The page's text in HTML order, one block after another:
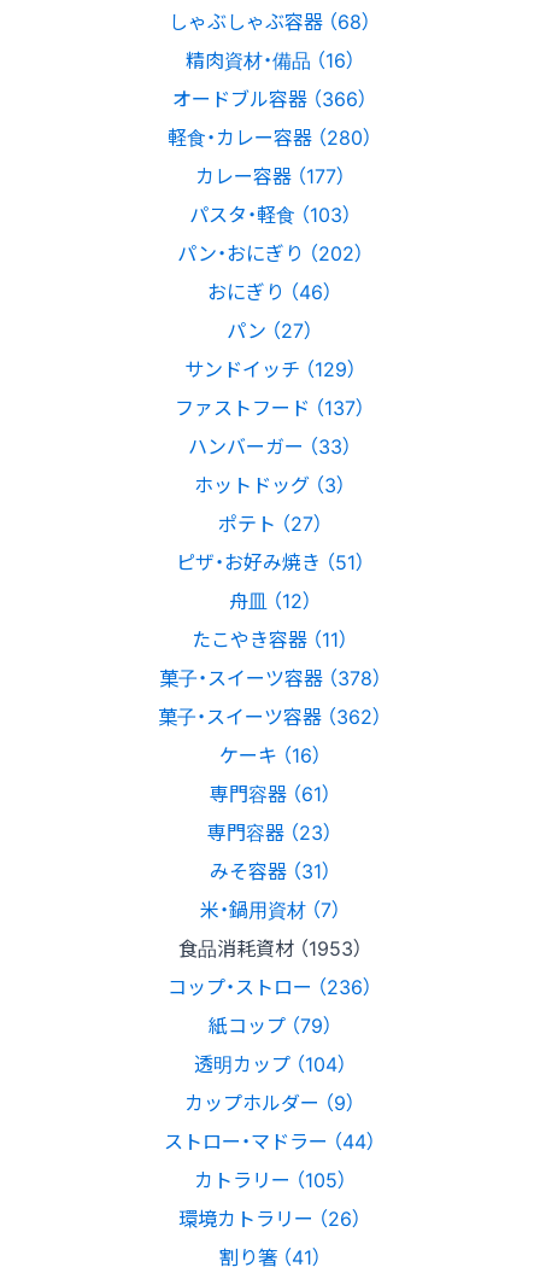
しゃぶしゃぶ容器 （68）
精肉資材・備品 （16）
オードブル容器 （366）
軽食・カレー容器 （280）
カレー容器 （177）
パスタ・軽食 （103）
パン・おにぎり （202）
おにぎり （46）
パン （27）
サンドイッチ （129）
ファストフード （137）
ハンバーガー （33）
ホットドッグ （3）
ポテト （27）
ピザ・お好み焼き （51）
舟皿 （12）
たこやき容器 （11）
菓子・スイーツ容器 （378）
菓子・スイーツ容器 （362）
ケーキ （16）
専門容器 （61）
専門容器 （23）
みそ容器 （31）
米・鍋用資材 （7）
食品消耗資材 （1953）
コップ・ストロー （236）
紙コップ （79）
透明カップ （104）
カップホルダー （9）
ストロー・マドラー （44）
カトラリー （105）
環境カトラリー （26）
割り箸 （41）